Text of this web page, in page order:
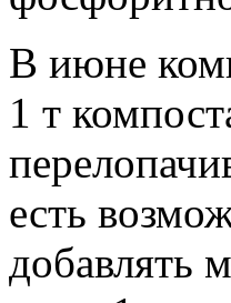
В июне
1 т
есть
добавлять